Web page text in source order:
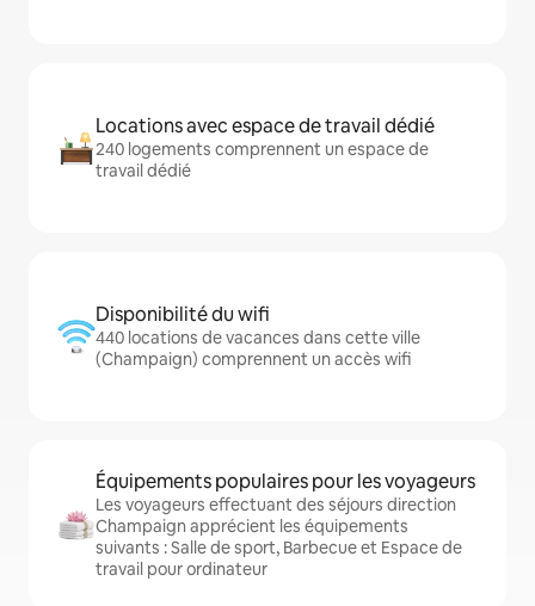
Locations avec espace de travail dédié
240 logements comprennent un espace de
travail dédié
Disponibilité du wifi
440 locations de vacances dans cette ville
(Champaign) comprennent un accès wifi
Équipements populaires pour les voyageurs
Les voyageurs effectuant des séjours direction
Champaign apprécient les équipements
suivants : Salle de sport, Barbecue et Espace de
travail pour ordinateur